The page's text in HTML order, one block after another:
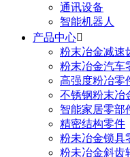
通讯设备
智能机器人
产品中心
粉末冶金减速
粉末冶金汽车
高强度粉冶零
不锈钢粉末冶
智能家居零部
精密结构零件
粉未冶金锁具
粉未冶金斜齿